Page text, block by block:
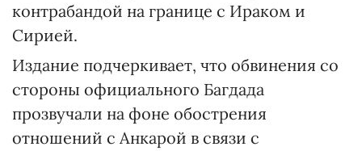
контрабандой на границе с Ираком и
Сирией.
Издание подчеркивает, что обвинения со
стороны официального Багдада
прозвучали на фоне обострения
отношений с Анкарой в связи с